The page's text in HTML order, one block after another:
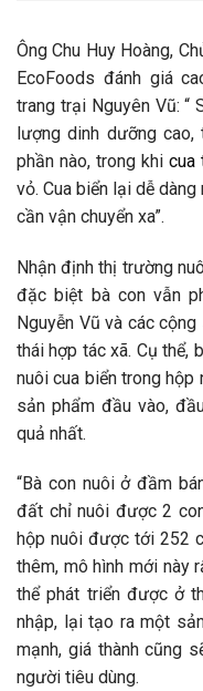
Ông Chu Huy Hoàng,
EcoFoods đánh giá
trang trại Nguyên Vũ: “
lượng dinh dưỡng
phần nào, trong khi cua
vỏ. Cua biển lại dễ
cần vận chuyển xa”.
Nhận định thị trường
đặc biệt bà con vẫn
Nguyễn Vũ và các
thái hợp tác xã. Cụ thể,
nuôi cua biển trong
sản phẩm đầu vào,
quả nhất.
“Bà con nuôi ở đầm
đất chỉ nuôi được 2
hộp nuôi được tới 252
thêm, mô hình mới này
thể phát triển được ở
nhập, lại tạo ra một
mạnh, giá thành cũng
người tiêu dùng.